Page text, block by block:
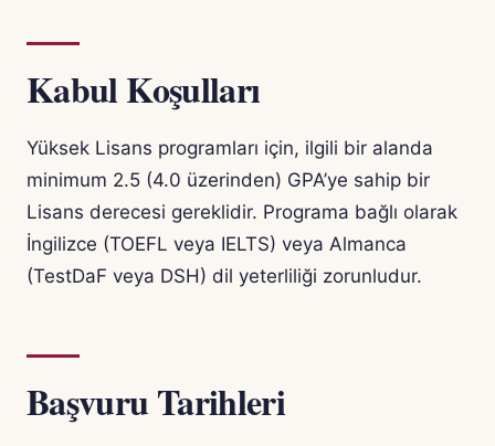
Kabul Koşulları
Yüksek Lisans programları için, ilgili bir alanda
minimum 2.5 (4.0 üzerinden) GPA’ye sahip bir
Lisans derecesi gereklidir. Programa bağlı olarak
İngilizce (TOEFL veya IELTS) veya Almanca
(TestDaF veya DSH) dil yeterliliği zorunludur.
Başvuru Tarihleri